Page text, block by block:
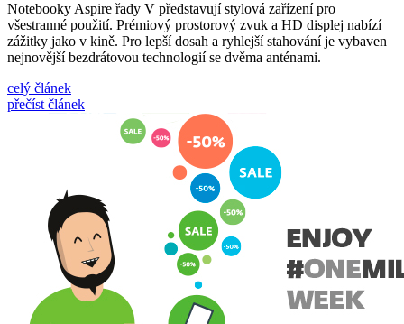
Notebooky Aspire řady V představují stylová zařízení pro
všestranné použití. Prémiový prostorový zvuk a HD displej nabízí
zážitky jako v kině. Pro lepší dosah a ryhlejší stahování je vybaven
nejnovější bezdrátovou technologií se dvěma anténami.
celý článek
přečíst článek